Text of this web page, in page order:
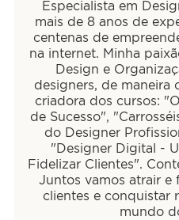
Especialista em
mais de 8 anos de
centenas de
na internet. Minha
Design e
designers, de maneira
criadora dos cursos:
de Sucesso",
do Designer
"Designer Digital -
Fidelizar Clientes".
Juntos vamos atrair e
clientes e conquistar
mundo